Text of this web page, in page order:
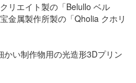
リエイト製の「Belullo ベル
金属製作所製の「Qholia クホリ
い制作物用の光造形3Dプリン